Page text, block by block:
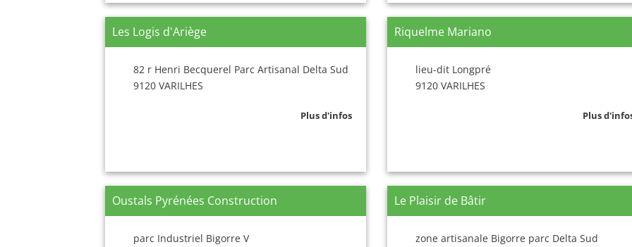
Les Logis d'Ariège
82 r Henri Becquerel Parc Artisanal Delta Sud
9120 VARILHES
Plus d'infos
Riquelme Mariano
lieu-dit Longpré
9120 VARILHES
Plus
Oustals Pyrénées Construction
parc Industriel Bigorre V
Le Plaisir de Bâtir
zone artisanale Bigorre parc Delta Sud